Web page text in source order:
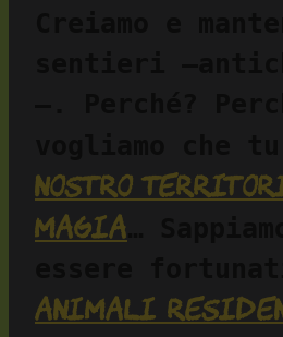
vogliamo che
nostro
magia
animali